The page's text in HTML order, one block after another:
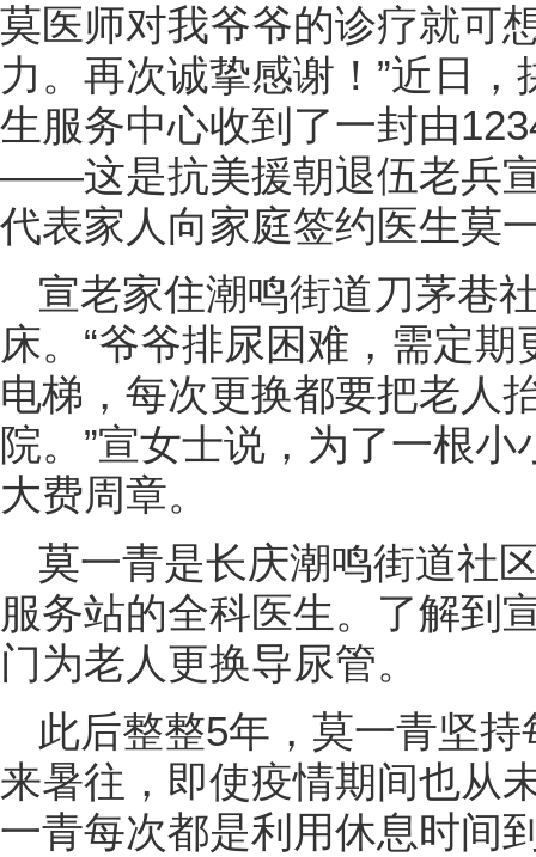
莫医师对我爷爷的诊疗就可
力。再次诚挚感谢！”近日
生服务中心收到了一封由
——这是抗美援朝退伍老兵
代表家人向家庭签约医生莫
宣老家住潮鸣街道刀茅巷
床。“爷爷排尿困难，需定
电梯，每次更换都要把老人
院。”宣女士说，为了一根
大费周章。
莫一青是长庆潮鸣街道社
服务站的全科医生。了解到
门为老人更换导尿管。
此后整整5年，莫一青坚
来暑往，即使疫情期间也从
一青每次都是利用休息时间